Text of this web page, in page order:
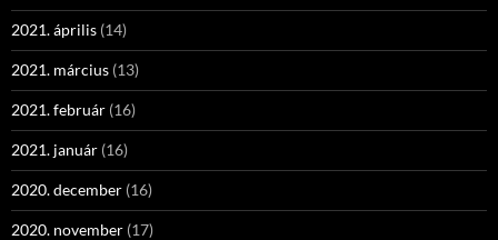
2021. április (14)
2021. március (13)
2021. február (16)
2021. január (16)
2020. december (16)
2020. november (17)